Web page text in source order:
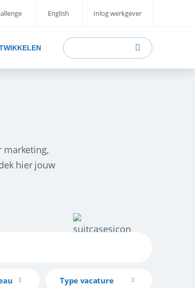
English Inlog werkgever
marketing,
hier jouw
Type vacature